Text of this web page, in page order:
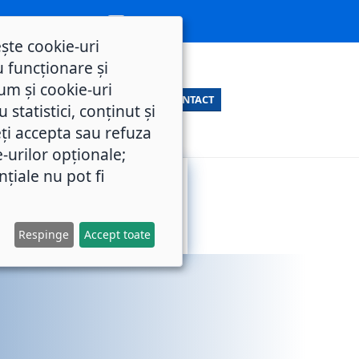
CONTACT
cookie-uri
funcționare și
și cookie-uri
statistici, conținut și
accepta sau refuza
urilor opționale;
nu pot fi
Respinge Accept toate